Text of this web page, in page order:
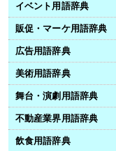
イベント用語辞典
販促・マーケ用語辞典
広告用語辞典
美術用語辞典
舞台・演劇用語辞典
不動産業界用語辞典
飲食用語辞典